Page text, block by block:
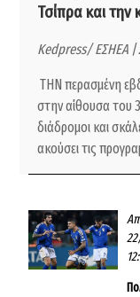
Τσίπρα και την
Kedpress/ ΕΣΗΕΑ |
ΤΗΝ περασμένη
στην αίθουσα του
διάδρομοι και
ακούσει τις